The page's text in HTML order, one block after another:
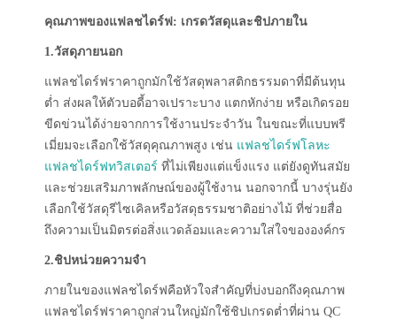
คุณภาพของแฟลชไดร์ฟ: เกรดวัสดุและชิปภายใน
1.วัสดุภายนอก
แฟลชไดร์ฟราคาถูกมักใช้วัสดุพลาสติกธรรมดาที่มีต้นทุน
ต่ำ ส่งผลให้ตัวบอดี้อาจเปราะบาง แตกหักง่าย หรือเกิดรอย
ขีดข่วนได้ง่ายจากการใช้งานประจำวัน ในขณะที่แบบพรี
เมี่ยมจะเลือกใช้วัสดุคุณภาพสูง เช่น แฟลชไดร์ฟโลหะ
แฟลชไดร์ฟทวิสเตอร์ ที่ไม่เพียงแต่แข็งแรง แต่ยังดูทันสมัย
และช่วยเสริมภาพลักษณ์ของผู้ใช้งาน นอกจากนี้ บางรุ่นยัง
เลือกใช้วัสดุรีไซเคิลหรือวัสดุธรรมชาติอย่างไม้ ที่ช่วยสื่อ
ถึงความเป็นมิตรต่อสิ่งแวดล้อมและความใส่ใจขององค์กร
2.ชิปหน่วยความจำ
ภายในของแฟลชไดร์ฟคือหัวใจสำคัญที่บ่งบอกถึงคุณภาพ
แฟลชไดร์ฟราคาถูกส่วนใหญ่มักใช้ชิปเกรดต่ำที่ผ่าน QC